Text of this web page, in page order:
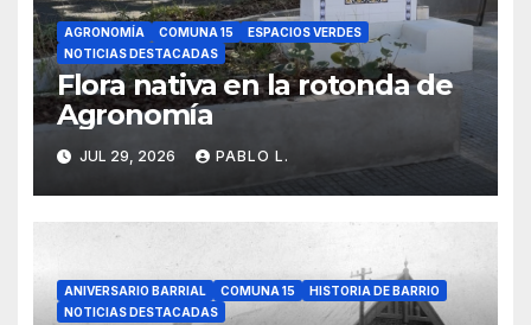
AGRONOMÍA COMUNA 15
ESPACIOS VERDES
NOTICIAS DESTACADAS
Flora nativa en la rotonda de
Agronomía
JUL 29, 2026 PABLO L.
ANIVERSARIO BARRIAL COMUNA 15
HISTORIA DE BARRIO
NOTICIAS DESTACADAS